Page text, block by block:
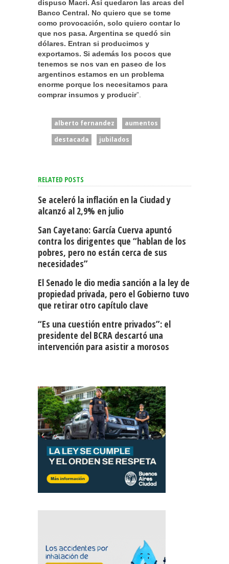
dispuso Macri. Así quedaron las arcas del
Banco Central. No quiero que se tome
como provocación, solo quiero contar lo
que nos pasa. Argentina se quedó sin
dólares. Entran si producimos y
exportamos. Si además los pocos que
tenemos se nos van en paseo de los
argentinos estamos en un problema
enorme porque los necesitamos para
comprar insumos y producir”.
alberto fernandez
aumentos
destacada
jubilados
RELATED POSTS
Se aceleró la inflación en la Ciudad y
alcanzó al 2,9% en julio
San Cayetano: García Cuerva apuntó
contra los dirigentes que “hablan de los
pobres, pero no están cerca de sus
necesidades”
El Senado le dio media sanción a la ley de
propiedad privada, pero el Gobierno tuvo
que retirar otro capítulo clave
“Es una cuestión entre privados”: el
presidente del BCRA descartó una
intervención para asistir a morosos